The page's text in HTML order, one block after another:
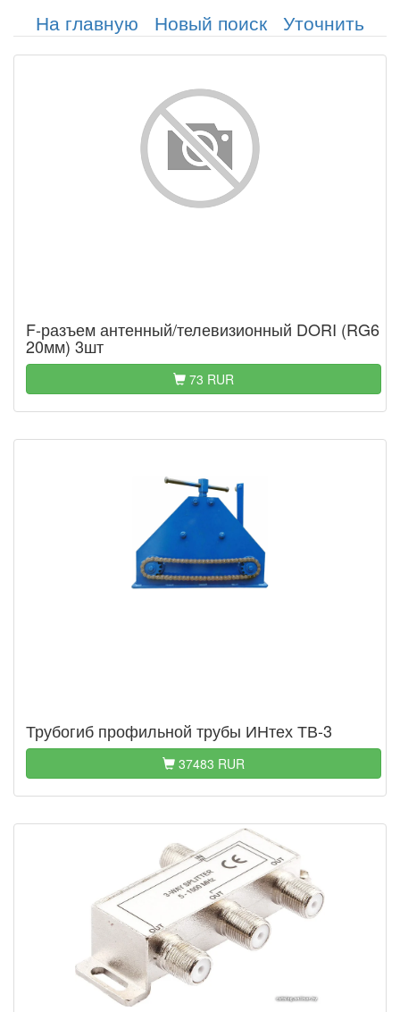
На главную Новый поиск Уточнить
F-разъем антенный/телевизионный DORI (RG6
20мм) 3шт
73 RUR
Трубогиб профильной трубы ИНтех ТВ-3
37483 RUR